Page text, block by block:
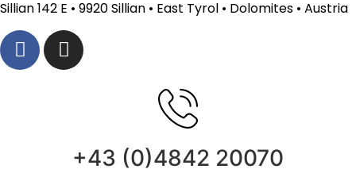
Sillian 142 E • 9920 Sillian • East Tyrol • Dolomites • Austria
+43 (0)4842 20070